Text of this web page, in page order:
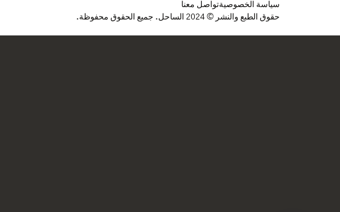
سياسة الخصوصيةتواصل معنا
حقوق الطبع والنشر © 2024 الساحل. جميع الحقوق محفوظة.